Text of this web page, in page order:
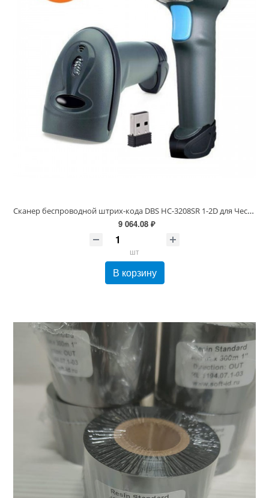
Сканер беспроводной штрих-кода DBS HC-3208SR 1-2D для Честный знак, ЕГАИС, МОТП
9 064.08 ₽
шт
В корзину